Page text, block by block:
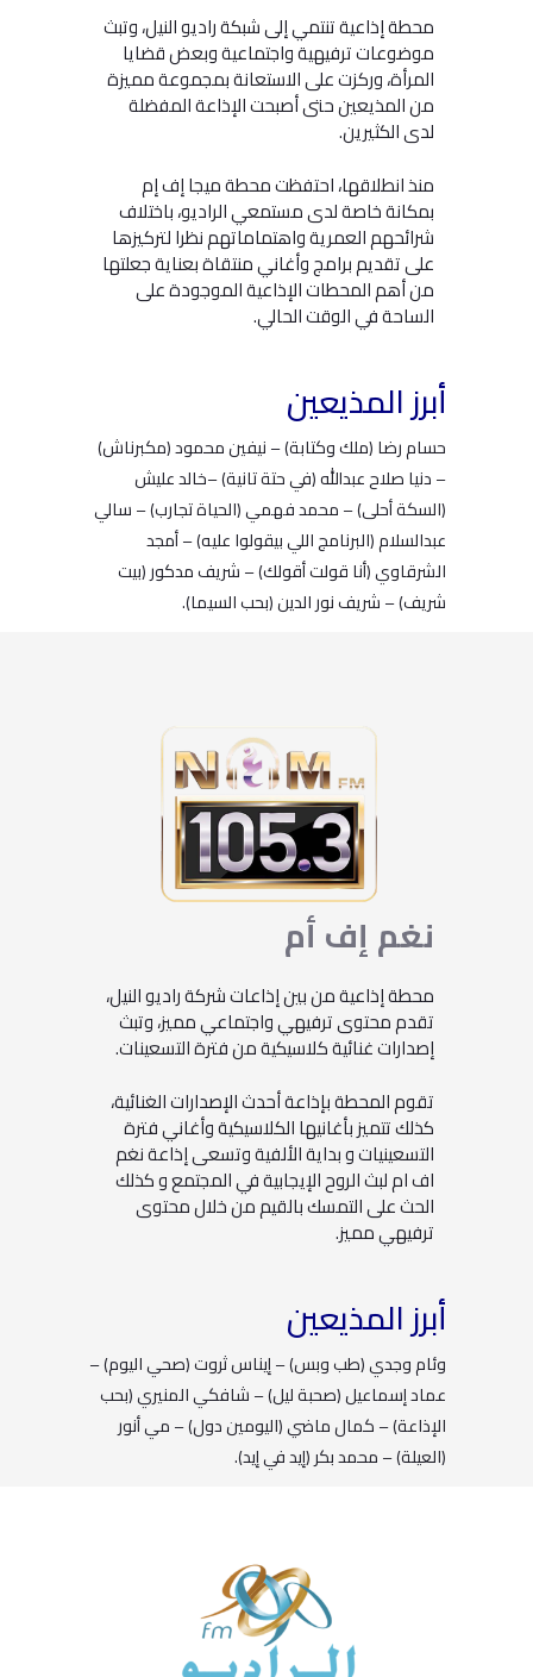
محطة إذاعية تنتمي إلى شبكة راديو النيل، وتبث
موضوعات ترفيهية واجتماعية وبعض قضايا
المرأة، وركزت على الاستعانة بمجموعة مميزة
من المذيعين حتى أصبحت الإذاعة المفضلة
لدى الكثيرين.
منذ انطلاقها، احتفظت محطة ميجا إف إم
بمكانة خاصة لدى مستمعي الراديو، باختلاف
شرائحهم العمرية واهتماماتهم نظرا لتركيزها
على تقديم برامج وأغاني منتقاة بعناية جعلتها
من أهم المحطات الإذاعية الموجودة على
الساحة في الوقت الحالي.
أبرز المذيعين
حسام رضا (ملك وكتابة) – نيفين محمود (مكبرناش)
– دنيا صلاح عبدالله (في حتة تانية) –خالد عليش
(السكة أحلى) – محمد فهمي (الحياة تجارب) – سالي
عبدالسلام (البرنامج اللي بيقولوا عليه) – أمجد
الشرقاوي (أنا قولت أقولك) – شريف مدكور (بيت
شريف) – شريف نور الدين (بحب السيما).
نغمإفأم
محطة إذاعية من بين إذاعات شركة راديو النيل،
تقدم محتوى ترفيهي واجتماعي مميز، وتبث
إصدارات غنائية كلاسيكية من فترة التسعينات.
تقوم المحطة بإذاعة أحدث الإصدارات الغنائية،
كذلك تتميز بأغانيها الكلاسيكية وأغاني فترة
التسعينيات و بداية الألفية وتسعى إذاعة نغم
اف ام لبث الروح الإيجابية في المجتمع و كذلك
الحث على التمسك بالقيم من خلال محتوى
ترفيهي مميز.
أبرز المذيعين
وئام وجدي (طب وبس) – إيناس ثروت (صحي اليوم) –
عماد إسماعيل (صحبة ليل) – شافكي المنيري (بحب
الإذاعة) – كمال ماضي (اليومين دول) – مي أنور
(العيلة) – محمد بكر (إيد في إيد).